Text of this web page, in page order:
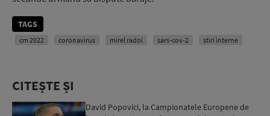
TAGS
cm 2022 coronavirus mirel radoi sars-cov-2 stiri interne
CITEȘTE ȘI
David Popovici, la Campionatele Europene de